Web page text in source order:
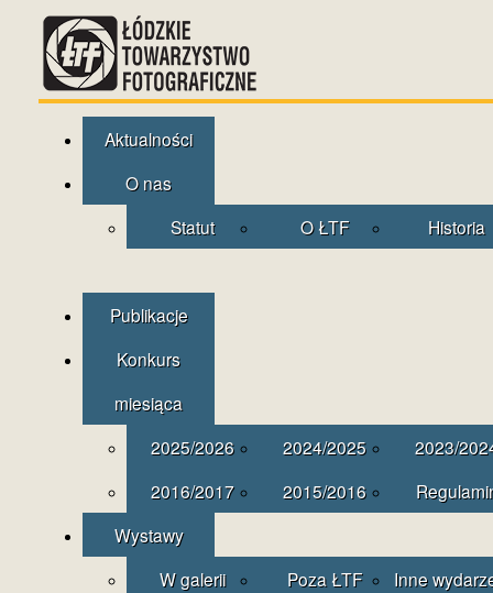
Aktualności
O nas
Statut
O ŁTF Historia
Publikacje
Konkurs
miesiąca
2025/2026
2024/2025
2023/
2016/2017
2015/2016
Wystawy
W galerii
Poza ŁTF
Inne